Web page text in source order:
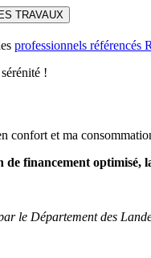
TRAVAUX
professionnels référencés
!
confort et ma
financement optimisé,
le Département des